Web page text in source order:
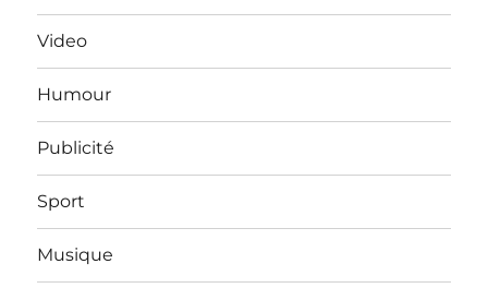
Video
Humour
Publicité
Sport
Musique